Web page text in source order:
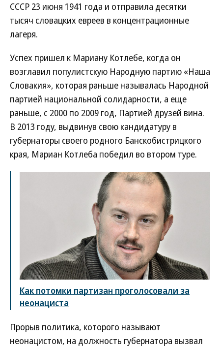
СССР 23 июня 1941 года и отправила десятки
тысяч словацких евреев в концентрационные
лагеря.
Успех пришел к Мариану Котлебе, когда он
возглавил популистскую Народную партию «Наша
Словакия», которая раньше называлась Народной
партией национальной солидарности, а еще
раньше, с 2000 по 2009 год, Партией друзей вина.
В 2013 году, выдвинув свою кандидатуру в
губернаторы своего родного Банскобистрицкого
края, Мариан Котлеба победил во втором туре.
Как потомки партизан проголосовали за
неонациста
Прорыв политика, которого называют
неонацистом, на должность губернатора вызвал